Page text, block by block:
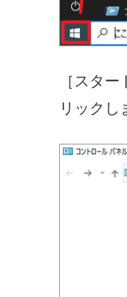
［スタ
リックし